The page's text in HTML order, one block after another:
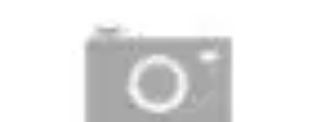
Nowości i trendy